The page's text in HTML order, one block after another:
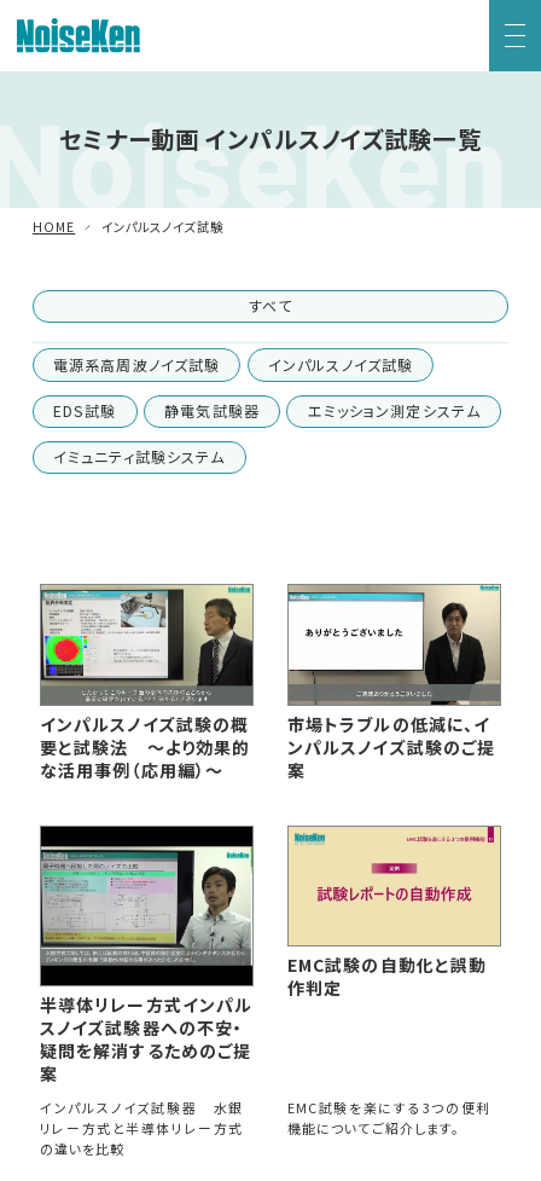
セミナー動画 インパルスノイズ試験一覧
HOME インパルスノイズ試験
すべて
電源系高周波ノイズ試験 インパルスノイズ試験
EDS試験 静電気試験器 エミッション測定システム
イミュニティ試験システム
インパルスノイズ試験の概
要と試験法 ～より効果的
な活用事例（応用編）～
市場トラブルの低減に、イ
ンパルスノイズ試験のご提
案
半導体リレー方式インパル
スノイズ試験器への不安・
疑問を解消するためのご提
案
インパルスノイズ試験器 水銀
リレー方式と半導体リレー方式
の違いを比較
EMC試験の自動化と誤動
作判定
EMC試験を楽にする3つの便利
機能についてご紹介します。
EMC試験器トップ
ファスト・トランジェント/バースト試験器
雷サージ試験器
電源電圧変動試験器・その他試験器
車載用EMC試験器
その他